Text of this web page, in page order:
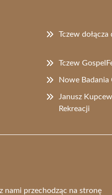
Tczew
Tczew
Nowe Badania
Janusz
Rekreacji
nami przechodząc na stronę